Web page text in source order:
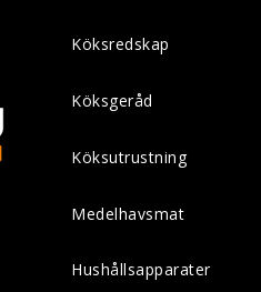
Köksredskap
Köksgeråd
Köksutrustning
Medelhavsmat
Hushållsapparater